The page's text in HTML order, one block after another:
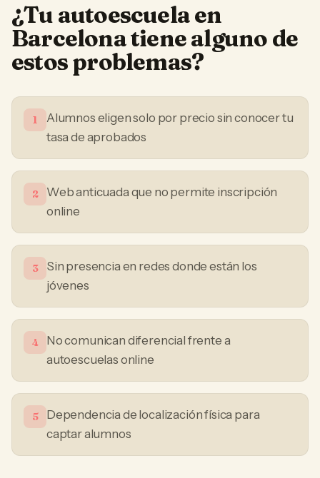
¿Tu autoescuelaen
Barcelonatiene alguno de
estos problemas?
1
Alumnos eligen solo por precio sin conocer tu
tasa de aprobados
2
Web anticuada que no permite inscripción
online
3
Sin presencia en redes donde están los
jóvenes
4
No comunican diferencial frente a
autoescuelas online
5
Dependencia de localización física para
captar alumnos